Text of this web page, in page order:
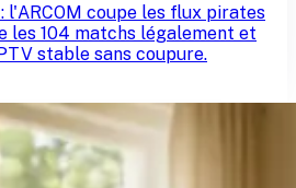
l'ARCOM coupe les flux pirates
les 104 matchs légalement et
stable sans coupure.